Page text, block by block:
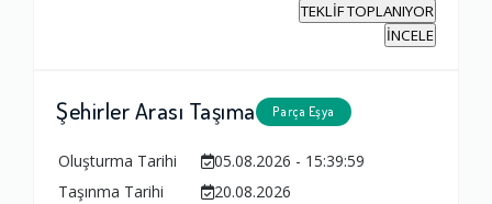
TEKLİF TOPLANIYOR
İNCELE
Şehirler Arası Taşıma Parça Eşya
Oluşturma Tarihi
05.08.2026 - 15:39:59
Taşınma Tarihi
20.08.2026